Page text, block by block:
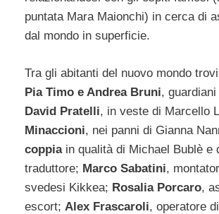
puntata Mara Maionchi) in cerca di
dal mondo in superficie.
Tra gli abitanti del nuovo mondo
Pia Timo e Andrea Bruni, guardiani
David Pratelli, in veste di Marcello
Minaccioni, nei panni di Gianna
coppiain qualità di Michael Bublè e
traduttore; Marco Sabatini,
svedesi Kikkea; Rosalia Porcaro,
escort; Alex Frascaroli, operatore